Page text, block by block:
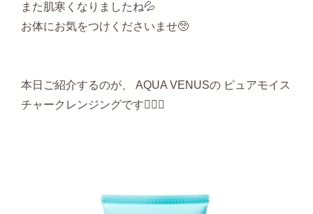
また肌寒くなりましたね💦
お体にお気をつけくださいませ🥺
本日ご紹介するのが、 AQUA VENUSの ピュアモイス
チャークレンジングです🧚‍♀️✨